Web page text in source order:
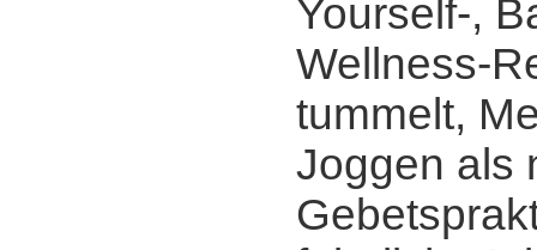
Yourself-,
Wellness-
tummelt,
Joggen als